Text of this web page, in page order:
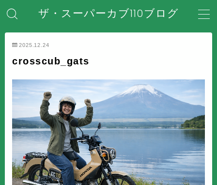
ザ・スーパーカブ110ブログ
MENU
ホーム
はじめてのスーパーカブ
安全対策・事故防止
メンテナンス・整備・DIY
装備・アクセサリー
2025.12.24
crosscub_gats